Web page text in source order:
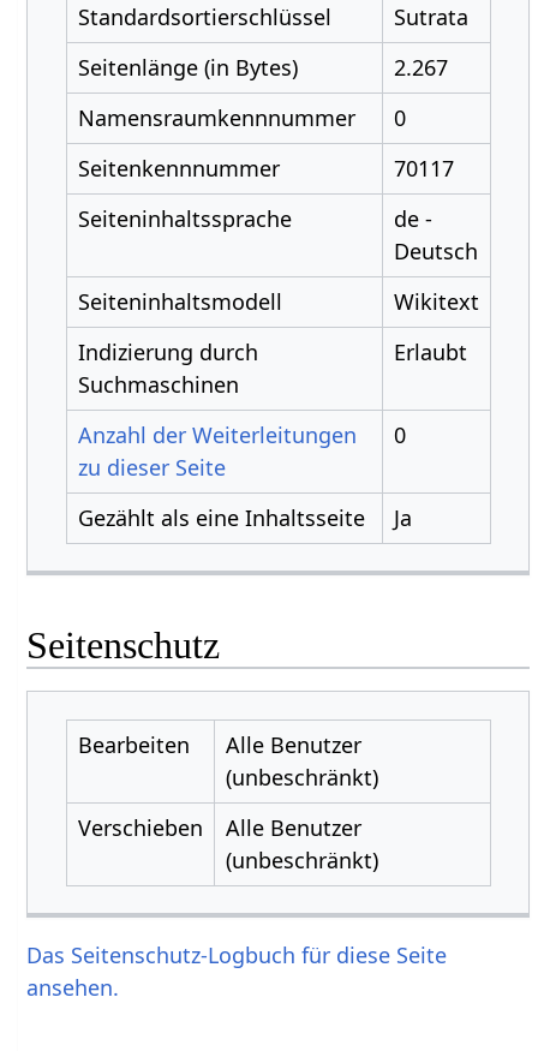
Standardsortierschlüssel
Sutrata
Seitenlänge (in Bytes)
2.267
Namensraumkennnummer
0
Seitenkennnummer
70117
Seiteninhaltssprache
de -
Deutsch
Seiteninhaltsmodell
Wikitext
Indizierung durch
Suchmaschinen
Erlaubt
Anzahl der Weiterleitungen
zu dieser Seite
0
Gezählt als eine Inhaltsseite Ja
Seitenschutz
Bearbeiten
Alle Benutzer
(unbeschränkt)
Verschieben
Alle Benutzer
(unbeschränkt)
Das Seitenschutz-Logbuch für diese Seite
ansehen.